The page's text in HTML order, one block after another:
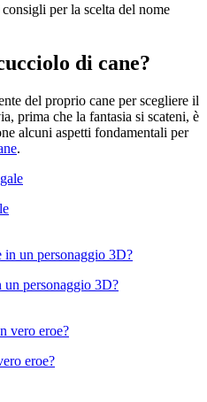
per la scelta del nome
di cane?
del proprio cane per scegliere il
prima che la fantasia si scateni, è
alcuni aspetti fondamentali per
.
un personaggio 3D?
eroe?